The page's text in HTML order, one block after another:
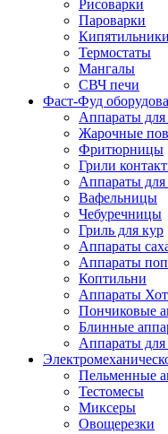
Рисоварки
Пароварки
Кипятильники
Термостаты
Мангалы
СВЧ печи
Фаст-Фуд
Аппараты
Жарочные
Фритюрницы
Грили
Аппараты
Вафельницы
Чебуречницы
Гриль для кур
Аппараты
Аппараты поп
Коптильни
Аппараты
Пончиковые
Блинные
Аппараты
Пельменные
Тестомесы
Миксеры
Овощерезки